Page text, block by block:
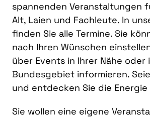
spannenden Veranstaltungen
Alt, Laien und Fachleute. In
finden Sie alle Termine. Sie
nach Ihren Wünschen
über Events in Ihrer Nähe oder
Bundesgebiet informieren.
und entdecken Sie die
Sie wollen eine eigene